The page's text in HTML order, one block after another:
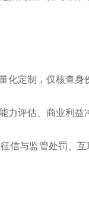
化定制，仅核查身
力评估、商业利益
信与监管处罚、